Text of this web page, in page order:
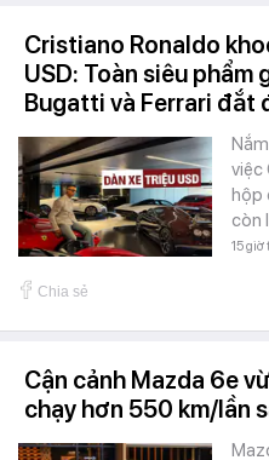
Cristiano Ronaldo
USD: Toàn siêu phẩm
Bugatti và Ferrari đắt
việc
hộp
còn
15 giờ
Chia sẻ
Cận cảnh Mazda 6e
chạy hơn 550 km/lần